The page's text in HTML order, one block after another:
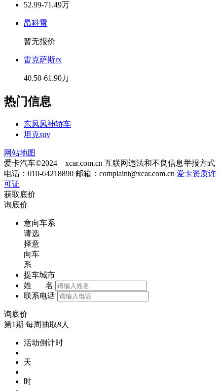
52.99-71.49万
昂科雷
暂无报价
雷克萨斯rx
40.50-61.90万
热门信息
东风风神轿车
坦克suv
网站地图
爱卡汽车©2024 xcar.com.cn 互联网违法和不良信息举报方式
电话：010-64218890 邮箱： complaint@xcar.com.cn 爱卡资质许
可证
获取底价
询底价
意向车系
请选
择意
向车
系
提车城市
姓 名
联系电话
询底价
第1期 每周抽取8人
活动倒计时
天
时